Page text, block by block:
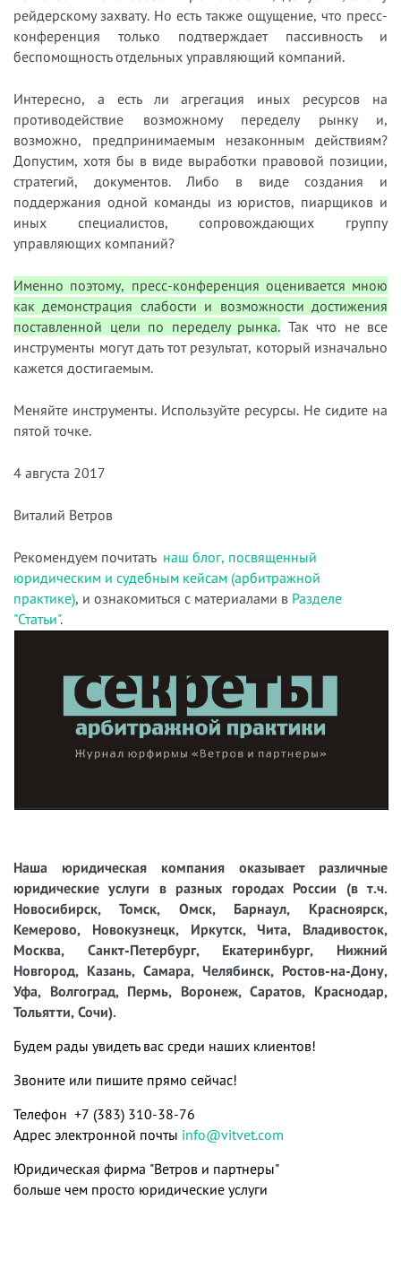
рейдерскому захвату. Но есть также ощущение, что пресс-
конференция только подтверждает пассивность и
беспомощность отдельных управляющий компаний.
Интересно, а есть ли агрегация иных ресурсов на
противодействие возможному переделу рынку и,
возможно, предпринимаемым незаконным действиям?
Допустим, хотя бы в виде выработки правовой позиции,
стратегий, документов. Либо в виде создания и
поддержания одной команды из юристов, пиарщиков и
иных специалистов, сопровождающих группу
управляющих компаний?
Именно поэтому, пресс-конференция оценивается мною
как демонстрация слабости и возможности достижения
поставленной цели по переделу рынка. Так что не все
инструменты могут дать тот результат, который изначально
кажется достигаемым.
Меняйте инструменты. Используйте ресурсы. Не сидите на
пятой точке.
4 августа 2017
Виталий Ветров
Рекомендуем почитать наш блог, посвященный
юридическим и судебным кейсам (арбитражной
практике), и ознакомиться с материалами в Разделе
"Статьи".
Наша юридическая компания оказывает различные
юридические услуги в разных городах России (в т.ч.
Новосибирск, Томск, Омск, Барнаул, Красноярск,
Кемерово, Новокузнецк, Иркутск, Чита, Владивосток,
Москва, Санкт-Петербург, Екатеринбург, Нижний
Новгород, Казань, Самара, Челябинск, Ростов-на-Дону,
Уфа, Волгоград, Пермь, Воронеж, Саратов, Краснодар,
Тольятти, Сочи).
Будем рады увидеть вас среди наших клиентов!
Звоните или пишите прямо сейчас!
Телефон +7 (383) 310-38-76
Адрес электронной почты info@vitvet.com
Юридическая фирма "Ветров и партнеры"
больше чем просто юридические услуги